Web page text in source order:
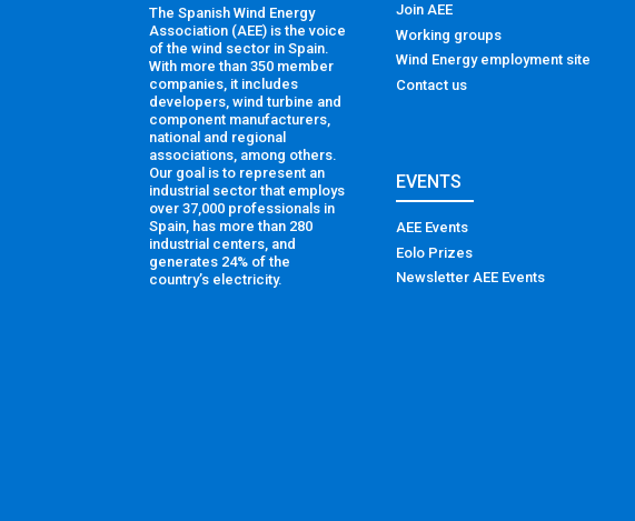
The Spanish Wind Energy
Association (AEE) is the voice
of the wind sector in Spain.
With more than 350 member
companies, it includes
developers, wind turbine and
component manufacturers,
national and regional
associations, among others.
Our goal is to represent an
industrial sector that employs
over 37,000 professionals in
Spain, has more than 280
industrial centers, and
generates 24% of the
country’s electricity.
Join AEE
Working groups
Wind Energy employment site
Contact us
EVENTS
AEE Events
Eolo Prizes
Newsletter AEE Events